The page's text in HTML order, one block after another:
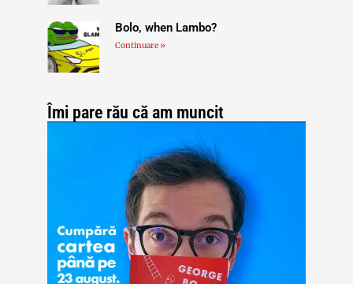
Bolo, when Lambo?
Continuare »
Îmi pare rău că am muncit